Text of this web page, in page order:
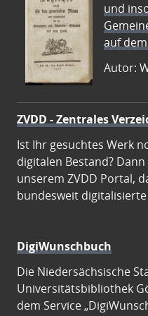
und
auf
Autor:
ZVDD - Zentrales
Ist Ihr gesuchtes Werk
digitalen Bestand?
unserem ZVDD Portal,
bundesweit
DigiWunschbuch
Die Niedersächsische
Universitätsbibliothek
dem Service